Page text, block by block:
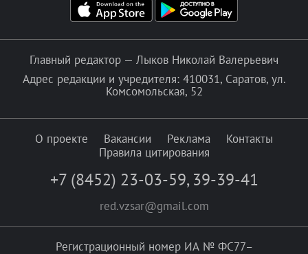
Главный редактор — Лыков Николай Валерьевич
Адрес редакции и учредителя: 410031, Саратов, ул.
Комсомольская, 52
О проекте Вакансии Реклама
Контакты
Правила цитирования
+7 (8452) 23-03-59, 39-39-41
red.vzsar@gmail.com
Регистрационный номер ИА № ФС77–